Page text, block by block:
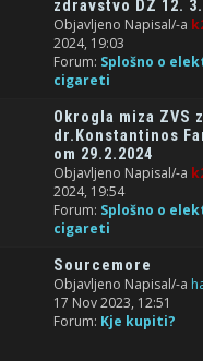
zdravstvo DZ 12.
Objavljeno Napisal/-a
2024, 19:03
Forum: Splošno o
cigareti
Okrogla miza ZVS z
dr.Konstantinos
om 29.2.2024
Objavljeno Napisal/-a
2024, 19:54
Forum: Splošno o
cigareti
Sourcemore
Objavljeno Napisal/-a
17 Nov 2023, 12:51
Forum: Kje kupiti?